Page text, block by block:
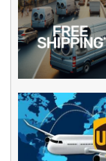
Basis
Axis Series
Power over